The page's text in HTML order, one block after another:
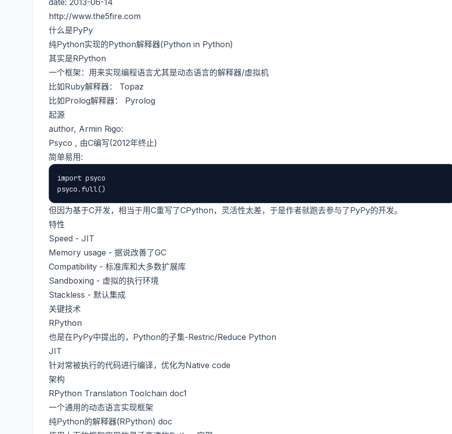
date: 2013-06-14
http://www.the5fire.com
什么是PyPy
纯Python实现的Python解释器(Python in Python)
其实是RPython
一个框架：用来实现编程语言尤其是动态语言的解释器/虚拟机
比如Ruby解释器： Topaz
比如Prolog解释器： Pyrolog
起源
author, Armin Rigo:
Psyco , 由C编写(2012年终止)
简单易用:
import psyco
但因为基于C开发，相当于用C重写了CPython，灵活性太差，于是作者就跑去参与了PyPy的开发。
特性
Speed - JIT
Memory usage - 据说改善了GC
Compatibility - 标准库和大多数扩展库
Sandboxing - 虚拟的执行环境
Stackless - 默认集成
关键技术
RPython
也是在PyPy中提出的，Python的子集-Restric/Reduce Python
JIT
针对常被执行的代码进行编译，优化为Native code
架构
RPython Translation Toolchain doc1
一个通用的动态语言实现框架
纯Python的解释器(RPython) doc